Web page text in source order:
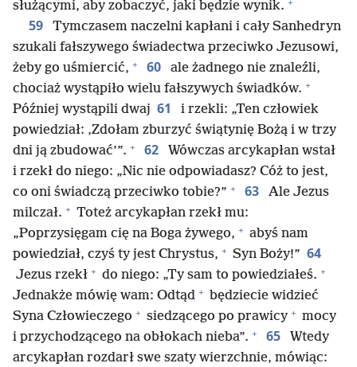
służącymi, aby zobaczyć, jaki będzie wynik.
59
Tymczasem naczelni kapłani i cały Sanhedryn
szukali fałszywego świadectwa przeciwko Jezusowi,
żeby go uśmiercić, + 60
ale żadnego nie znaleźli,
chociaż wystąpiło wielu fałszywych świadków. +
Później wystąpili dwaj 61
i rzekli: „Ten człowiek
powiedział: ‚Zdołam zburzyć świątynię Bożą i w trzy
dni ją zbudować’”. + 62
Wówczas arcykapłan wstał
i rzekł do niego: „Nic nie odpowiadasz? Cóż to jest,
co oni świadczą przeciwko tobie?” + 63
Ale Jezus
milczał. + Toteż arcykapłan rzekł mu:
„Poprzysięgam cię na Boga żywego, + abyś nam
powiedział, czyś ty jest Chrystus, + Syn Boży!” 64
Jezus rzekł + do niego: „Ty sam to powiedziałeś. +
Jednakże mówię wam: Odtąd + będziecie widzieć
Syna Człowieczego + siedzącego po prawicy + mocy
i przychodzącego na obłokach nieba”. + 65
Wtedy
arcykapłan rozdarł swe szaty wierzchnie, mówiąc: